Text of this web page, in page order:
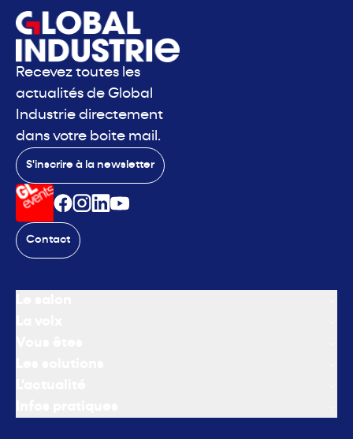
Recevez toutes les
actualités de Global
Industrie directement
dans votre boite mail.
S'inscrire à la newsletter
Contact